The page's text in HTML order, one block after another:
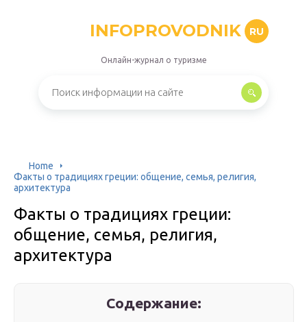
INFOPROVODNIK RU
Онлайн-журнал о туризме
Home
Факты о традициях греции: общение, семья, религия,
архитектура
Факты о традициях греции:
общение, семья, религия,
архитектура
Содержание: